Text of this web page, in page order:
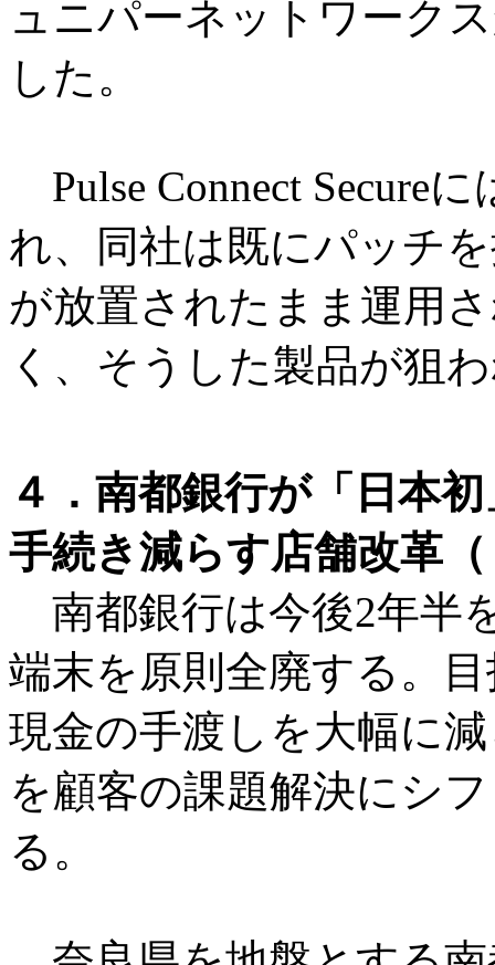
ュニパーネットワーク
した。
Pulse Connect Secure
れ、同社は既にパッチ
が放置されたまま運用
く、そうした製品が狙
４．南都銀行が「日本
手続き減らす店舗改革
南都銀行は今後2年半
端末を原則全廃する。
現金の手渡しを大幅に
を顧客の課題解決にシ
る。